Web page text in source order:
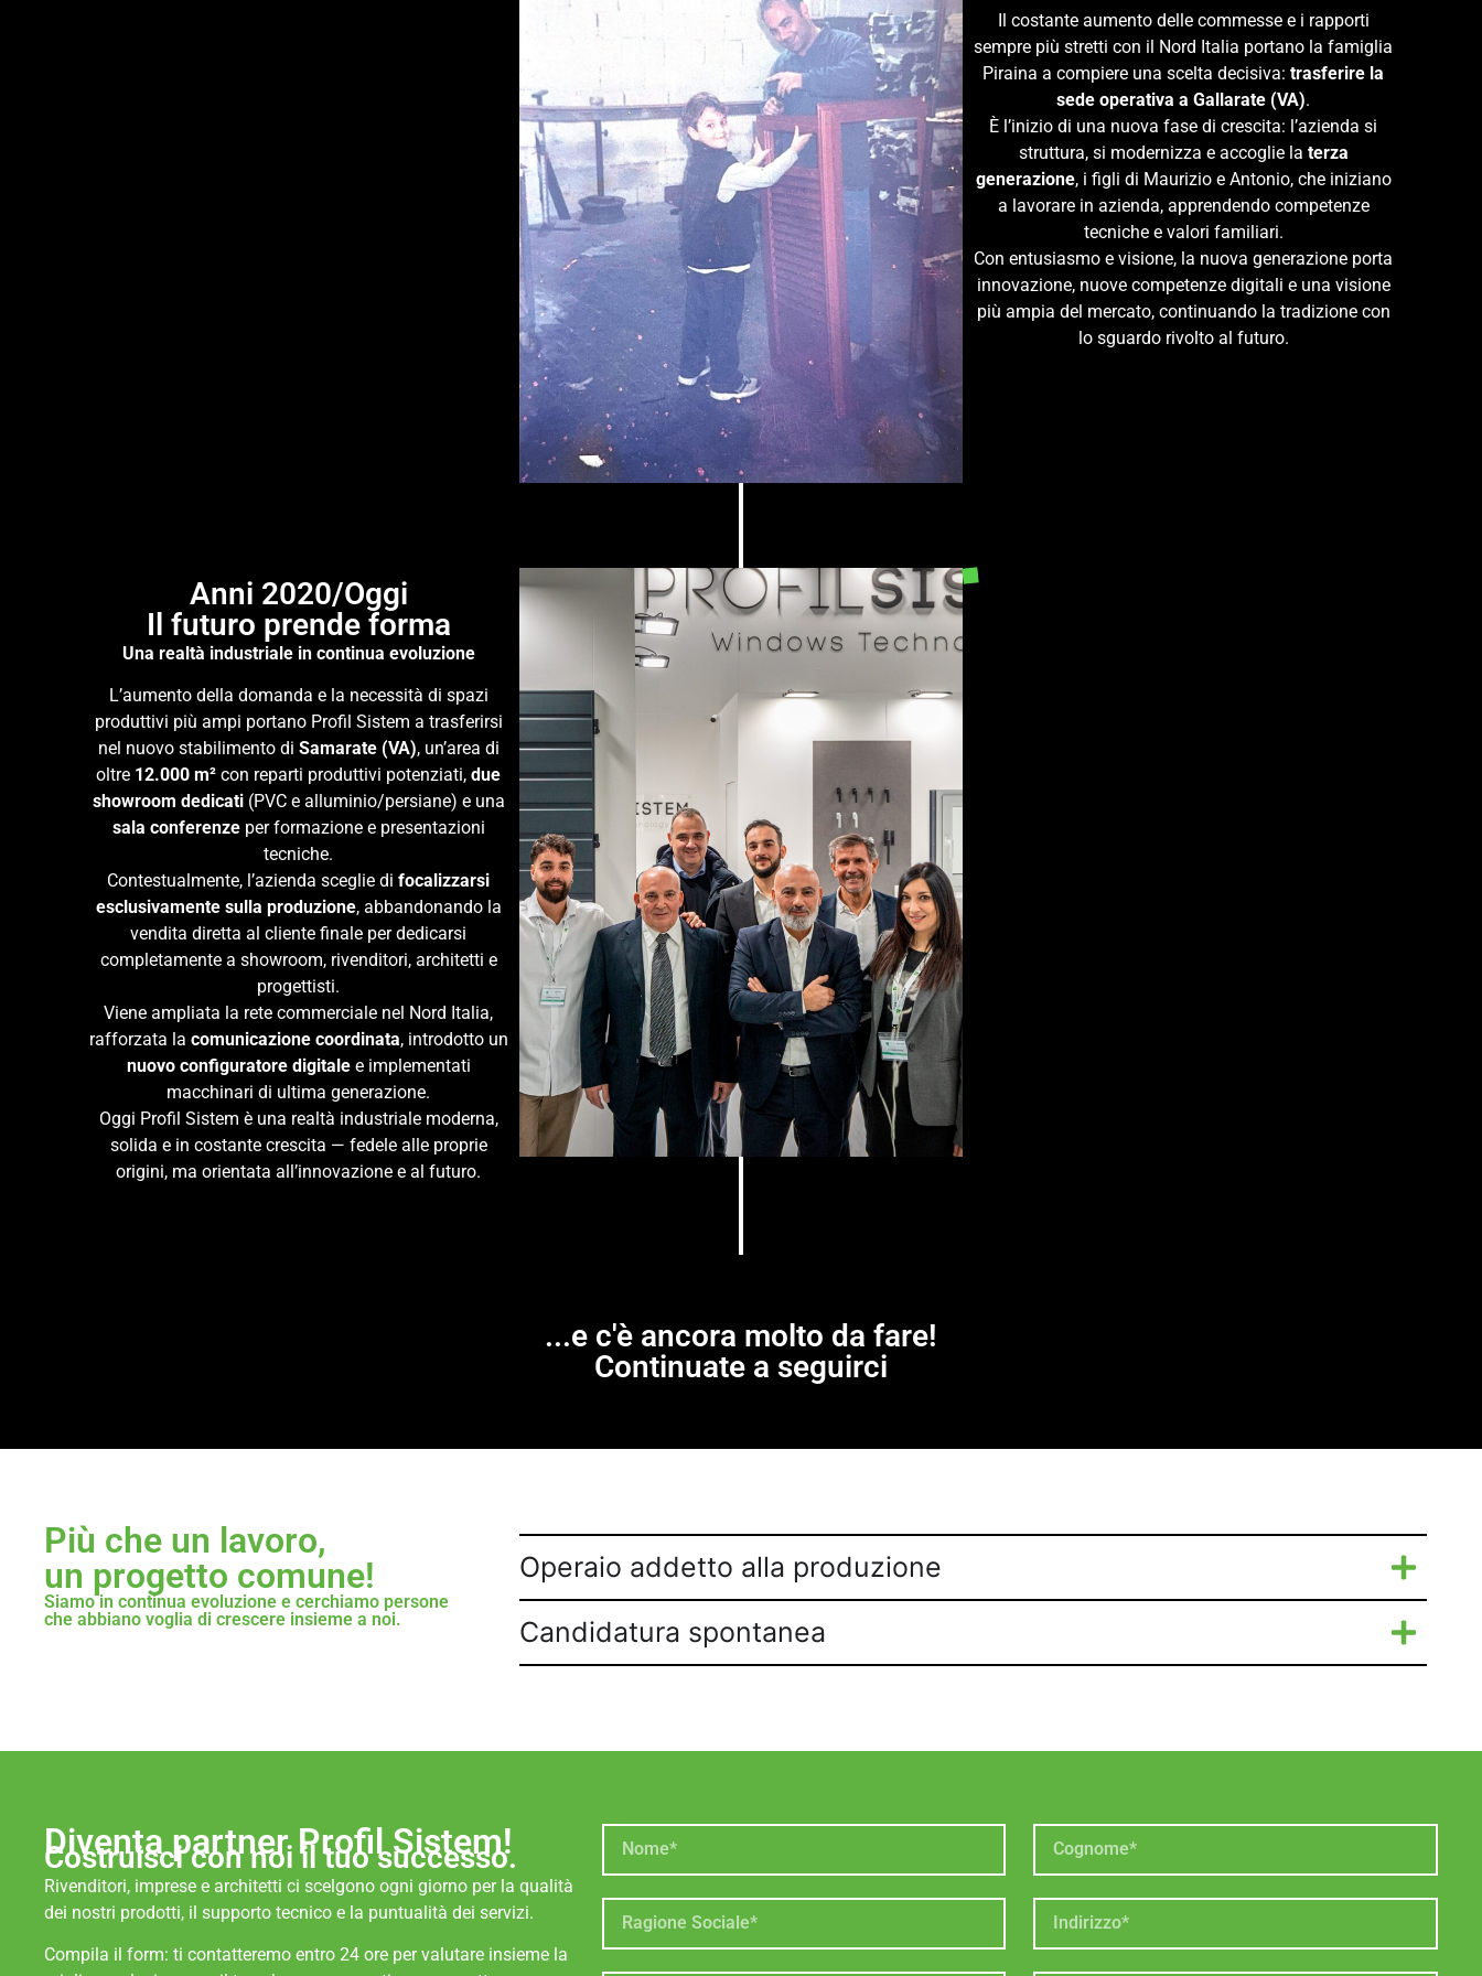
Il costante aumento delle commesse e i rapporti
sempre più stretti con il Nord Italia portano la famiglia
Piraina a compiere una scelta decisiva:trasferire la
sede operativa a Gallarate (VA).
È l’inizio di una nuova fase di crescita: l’azienda si
struttura, si modernizza e accoglie la terza
generazione, i figli di Maurizio e Antonio, che iniziano
a lavorare in azienda, apprendendo competenze
tecniche e valori familiari.
Con entusiasmo e visione, la nuova generazione porta
innovazione, nuove competenze digitali e una visione
più ampia del mercato, continuando la tradizione con
lo sguardo rivolto al futuro.
Anni 2020/Oggi
Il futuro prende forma
Una realtà industriale in continua evoluzione
L’aumento della domanda e la necessità di spazi
produttivi più ampi portano Profil Sistem a trasferirsi
nel nuovo stabilimento di Samarate (VA), un’area di
oltre 12.000 m² con reparti produttivi potenziati,due
showroom dedicati(PVC e alluminio/persiane) e una
sala conferenzeper formazione e presentazioni
tecniche.
Contestualmente, l’azienda sceglie difocalizzarsi
esclusivamente sulla produzione, abbandonando la
vendita diretta al cliente finale per dedicarsi
completamente a showroom, rivenditori, architetti e
progettisti.
Viene ampliata la rete commerciale nel Nord Italia,
rafforzata la comunicazione coordinata, introdotto un
nuovo configuratore digitalee implementati
macchinari di ultima generazione.
Oggi Profil Sistem è una realtà industriale moderna,
solida e in costante crescita — fedele alle proprie
origini, ma orientata all’innovazione e al futuro.
...e c'è ancora molto da fare!
Continuate a seguirci
Più che un lavoro,
un progetto comune!
Siamo in continua evoluzione e cerchiamo persone
che abbiano voglia di crescere insieme a noi.
Operaio addetto alla produzione
Candidatura spontanea
Diventa partner Profil Sistem!
Costruisci con noi il tuo successo.
Rivenditori, imprese e architetti ci scelgono ogni giorno per la qualità
dei nostri prodotti, il supporto tecnico e la puntualità dei servizi.
Compila il form: ti contatteremo entro 24 ore per valutare insieme la